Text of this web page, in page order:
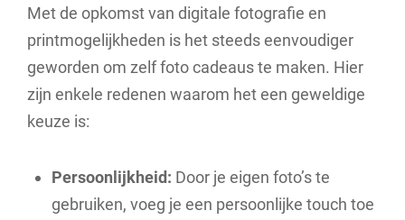
Met de opkomst van digitale fotografie en
printmogelijkheden is het steeds eenvoudiger
geworden om zelf foto cadeaus te maken. Hier
zijn enkele redenen waarom het een geweldige
keuze is:
Persoonlijkheid: Door je eigen foto’s te
gebruiken, voeg je een persoonlijke touch toe